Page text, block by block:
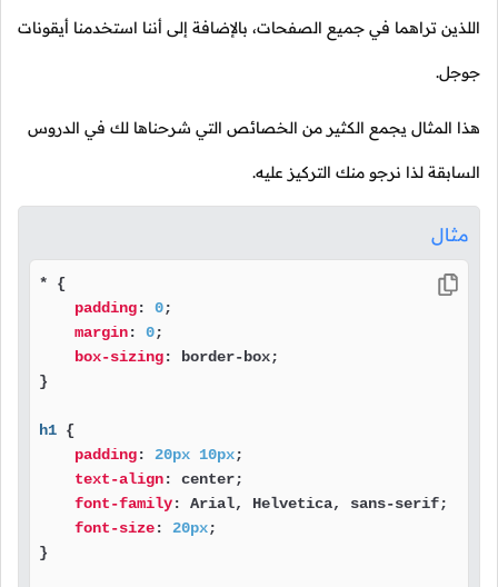
اللذين تراهما في جميع الصفحات، بالإضافة إلى أننا استخدمنا أيقونات
جوجل.
هذا المثال يجمع الكثير من الخصائص التي شرحناها لك في الدروس
السابقة لذا نرجو منك التركيز عليه.
مثال
* {
padding: 0;
margin: 0;
box-sizing: border-box;
}
h1 {
padding: 20px 10px;
text-align: center;
font-family: Arial, Helvetica, sans-serif;
font-size: 20px;
}